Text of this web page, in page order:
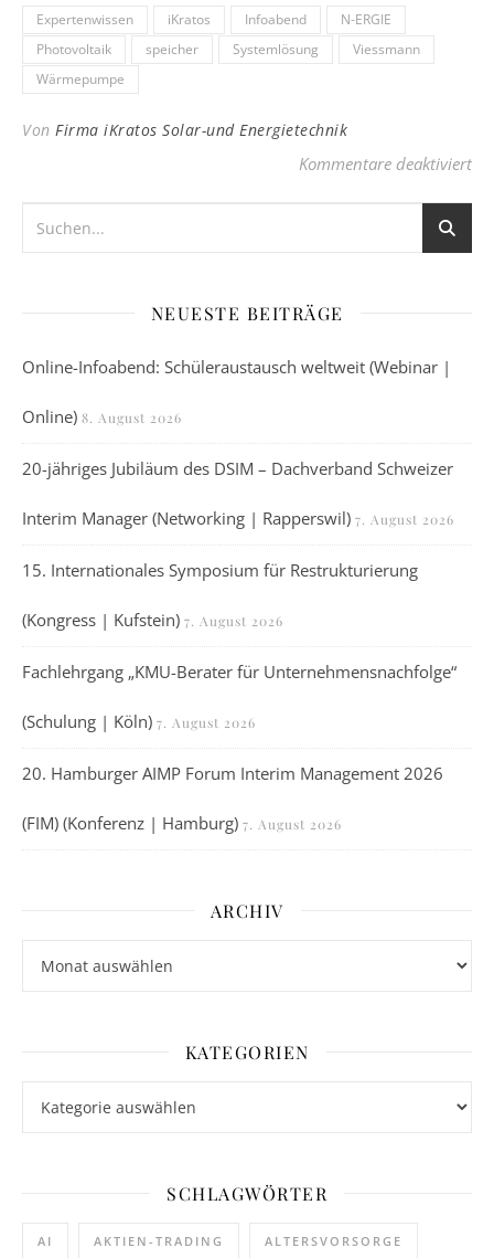
Expertenwissen iKratos Infoabend
N-ERGIE
Photovoltaik
speicher Systemlösung
Viessmann
Wärmepumpe
Von Firma iKratos Solar-und Energietechnik
Kommentare deaktiviertfür
NEUESTE BEITRÄGE
Online-Infoabend: Schüleraustausch weltweit (Webinar |
Online) 8. August 2026
20-jähriges Jubiläum des DSIM – Dachverband Schweizer
Interim Manager (Networking | Rapperswil) 7. August 2026
15. Internationales Symposium für Restrukturierung
(Kongress | Kufstein) 7. August 2026
Fachlehrgang „KMU-Berater für Unternehmensnachfolge“
(Schulung | Köln) 7. August 2026
20. Hamburger AIMP Forum Interim Management 2026
(FIM) (Konferenz | Hamburg) 7. August 2026
ARCHIV
KATEGORIEN
SCHLAGWÖRTER
AI AKTIEN-TRADING ALTERSVORSORGE